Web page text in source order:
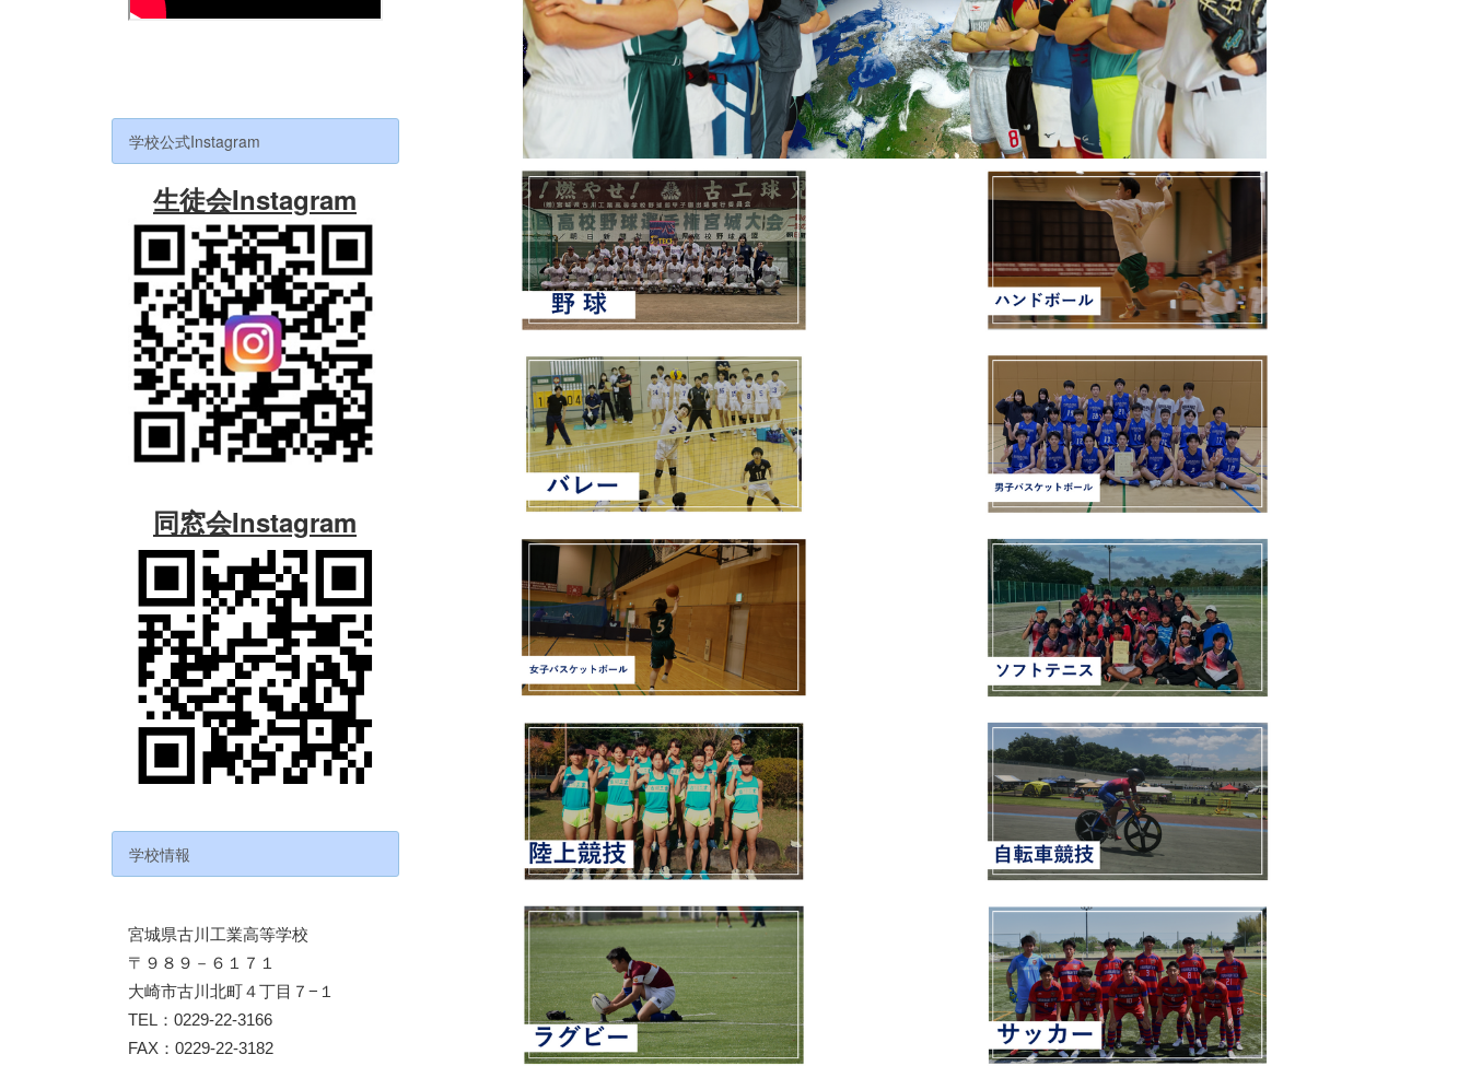
学校公式Instagram
生徒会Instagram
同窓会Instagram
学校情報
宮城県古川工業高等学校
〒９８９－６１７１
大崎市古川北町４丁目７−１
TEL：0229-22-3166
FAX：0229-22-3182